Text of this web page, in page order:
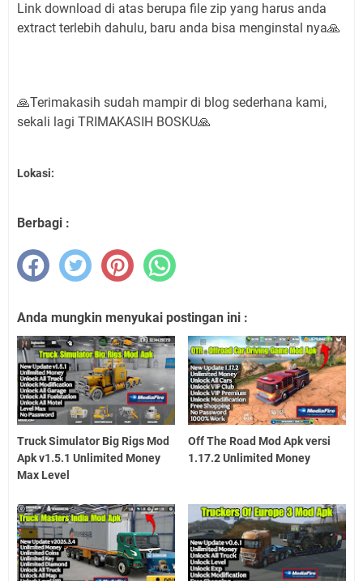
Link download di atas berupa file zip yang harus anda
extract terlebih dahulu, baru anda bisa menginstal nya🙏
🙏Terimakasih sudah mampir di blog sederhana kami,
sekali lagi TRIMAKASIH BOSKU🙏
Lokasi:
Berbagi :
Anda mungkin menyukai postingan ini :
Truck Simulator Big Rigs Mod
Apk v1.5.1 Unlimited Money
Max Level
Off The Road Mod Apk versi
1.17.2 Unlimited Money